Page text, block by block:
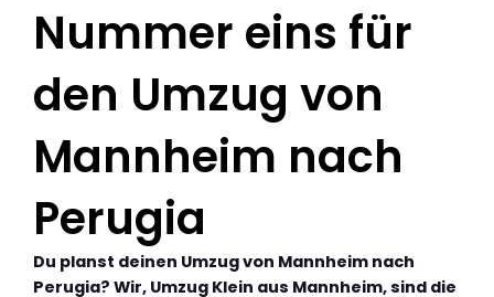
Nummer eins für
den Umzug von
Mannheim nach
Perugia
Du planst deinen Umzug von Mannheim nach
Perugia? Wir, Umzug Klein aus Mannheim, sind die